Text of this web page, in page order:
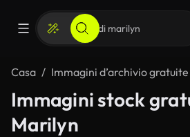
Casa Immagini d’archivio gratuite
Immagini stock
Marilyn